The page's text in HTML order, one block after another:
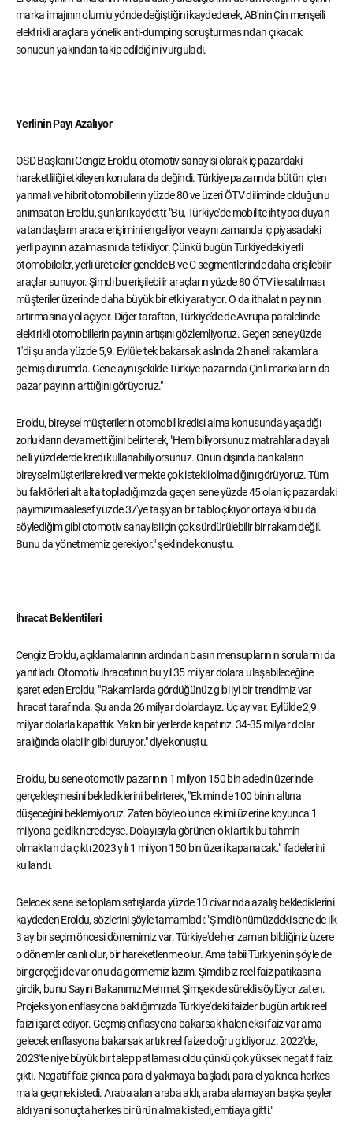
marka imajının olumlu yönde değiştiğini kaydederek, AB'nin Çin menşeili
elektrikli araçlara yönelik anti-dumping soruşturmasından çıkacak
sonucun yakından takip edildiğini vurguladı.
Yerlinin Payı Azalıyor
OSD Başkanı Cengiz Eroldu, otomotiv sanayisi olarak iç pazardaki
hareketliliği etkileyen konulara da değindi. Türkiye pazarında bütün içten
yanmalı ve hibrit otomobillerin yüzde 80 ve üzeri ÖTV diliminde olduğunu
anımsatan Eroldu, şunları kaydetti: "Bu, Türkiye'de mobilite ihtiyacı duyan
vatandaşların araca erişimini engelliyor ve aynı zamanda iç piyasadaki
yerli payının azalmasını da tetikliyor. Çünkü bugün Türkiye'deki yerli
otomobilciler, yerli üreticiler genelde B ve C segmentlerinde daha erişilebilir
araçlar sunuyor. Şimdi bu erişilebilir araçların yüzde 80 ÖTV ile satılması,
müşteriler üzerinde daha büyük bir etki yaratıyor. O da ithalatın payının
artırmasına yol açıyor. Diğer taraftan, Türkiye'de de Avrupa paralelinde
elektrikli otomobillerin payının artışını gözlemliyoruz. Geçen sene yüzde
1'di şu anda yüzde 5,9. Eylüle tek bakarsak aslında 2 haneli rakamlara
gelmiş durumda. Gene aynı şekilde Türkiye pazarında Çinli markaların da
pazar payının arttığını görüyoruz."
Eroldu, bireysel müşterilerin otomobil kredisi alma konusunda yaşadığı
zorlukların devam ettiğini belirterek, "Hem biliyorsunuz matrahlara dayalı
belli yüzdelerde kredi kullanabiliyorsunuz. Onun dışında bankaların
bireysel müşterilere kredi vermekte çok istekli olmadığını görüyoruz. Tüm
bu faktörleri alt alta topladığımızda geçen sene yüzde 45 olan iç pazardaki
payımızı maalesef yüzde 37'ye taşıyan bir tablo çıkıyor ortaya ki bu da
söylediğim gibi otomotiv sanayisi için çok sürdürülebilir bir rakam değil.
Bunu da yönetmemiz gerekiyor." şeklinde konuştu.
İhracat Beklentileri
Cengiz Eroldu, açıklamalarının ardından basın mensuplarının sorularını da
yanıtladı. Otomotiv ihracatının bu yıl 35 milyar dolara ulaşabileceğine
işaret eden Eroldu, "Rakamlarda gördüğünüz gibi iyi bir trendimiz var
ihracat tarafında. Şu anda 26 milyar dolardayız. Üç ay var. Eylülde 2,9
milyar dolarla kapattık. Yakın bir yerlerde kapatırız. 34-35 milyar dolar
aralığında olabilir gibi duruyor." diye konuştu.
Eroldu, bu sene otomotiv pazarının 1 milyon 150 bin adedin üzerinde
gerçekleşmesini beklediklerini belirterek, "Ekimin de 100 binin altına
düşeceğini beklemiyoruz. Zaten böyle olunca ekimi üzerine koyunca 1
milyona geldik neredeyse. Dolayısıyla görünen o ki artık bu tahmin
olmaktan da çıktı 2023 yılı 1 milyon 150 bin üzeri kapanacak." ifadelerini
kullandı.
Gelecek sene ise toplam satışlarda yüzde 10 civarında azalış beklediklerini
kaydeden Eroldu, sözlerini şöyle tamamladı: "Şimdi önümüzdeki sene de ilk
3 ay bir seçim öncesi dönemimiz var. Türkiye'de her zaman bildiğiniz üzere
o dönemler canlı olur, bir hareketlenme olur. Ama tabii Türkiye'nin şöyle de
bir gerçeği de var onu da görmemiz lazım. Şimdi biz reel faiz patikasına
girdik, bunu Sayın Bakanımız Mehmet Şimşek de sürekli söylüyor zaten.
Projeksiyon enflasyona baktığımızda Türkiye'deki faizler bugün artık reel
faizi işaret ediyor. Geçmiş enflasyona bakarsak halen eksi faiz var ama
gelecek enflasyona bakarsak artık reel faize doğru gidiyoruz. 2022'de,
2023'te niye büyük bir talep patlaması oldu çünkü çok yüksek negatif faiz
çıktı. Negatif faiz çıkınca para el yakmaya başladı, para el yakınca herkes
mala geçmek istedi. Araba alan araba aldı, araba alamayan başka şeyler
aldı yani sonuçta herkes bir ürün almak istedi, emtiaya gitti."